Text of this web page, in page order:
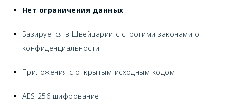
Нет ограничения данных
Базируется в Швейцарии с строгими законами о
конфиденциальности
Приложения с открытым исходным кодом
AES-256 шифрование